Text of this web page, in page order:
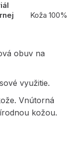
Koža 100%
obuv na
využitie.
Vnútorná
kožou.